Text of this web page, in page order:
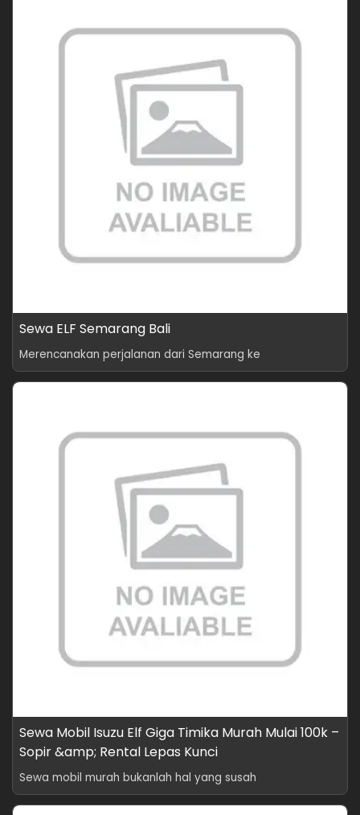
Sewa ELF Semarang Bali
Merencanakan perjalanan dari Semarang ke
Sewa Mobil Isuzu Elf Giga Timika Murah Mulai 100k –
Sopir &amp; Rental Lepas Kunci
Sewa mobil murah bukanlah hal yang susah